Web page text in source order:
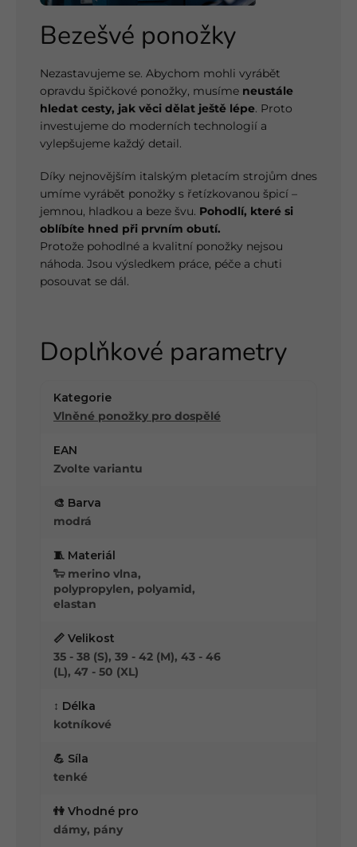
Bezešvé ponožky
Nezastavujeme se. Abychom mohli vyrábět
opravdu špičkové ponožky, musíme neustále
hledat cesty, jak věci dělat ještě lépe. Proto
investujeme do moderních technologií a
vylepšujeme každý detail.
Díky nejnovějším italským pletacím strojům dnes
umíme vyrábět ponožky s řetízkovanou špicí –
jemnou, hladkou a beze švu. Pohodlí, které si
oblíbíte hned při prvním obutí.
Protože pohodlné a kvalitní ponožky nejsou
náhoda. Jsou výsledkem práce, péče a chuti
posouvat se dál.
Doplňkové parametry
Kategorie
Vlněné ponožky pro dospělé
EAN
Zvolte variantu
🎨 Barva
modrá
🧵 Materiál
🐑 merino vlna,
polypropylen, polyamid,
elastan
📏 Velikost
35 - 38 (S), 39 - 42 (M), 43 - 46
(L), 47 - 50 (XL)
↕️ Délka
kotníkové
💪 Síla
tenké
👫 Vhodné pro
dámy, pány